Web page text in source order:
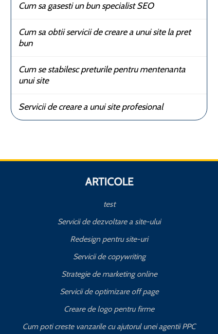
Cum sa gasesti un bun specialist SEO
Cum sa obtii servicii de creare a unui site la pret
bun
Cum se stabilesc preturile pentru mentenanta
unui site
Servicii de creare a unui site profesional
ARTICOLE
test
Servicii de dezvoltare a site-ului
Redesign pentru site-uri
Servicii de copywriting
Strategie de marketing online
Servicii de optimizare off page
Creare de logo pentru firme
Cum poti creste vanzarile cu ajutorul unei agentii PPC